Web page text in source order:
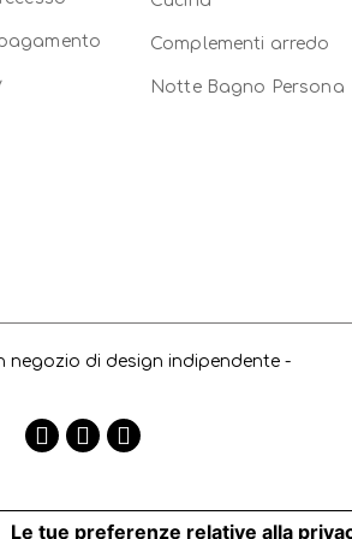
Complementi arredo
Notte Bagno Persona
negozio di design indipendente -
Le tue preferenze relative alla